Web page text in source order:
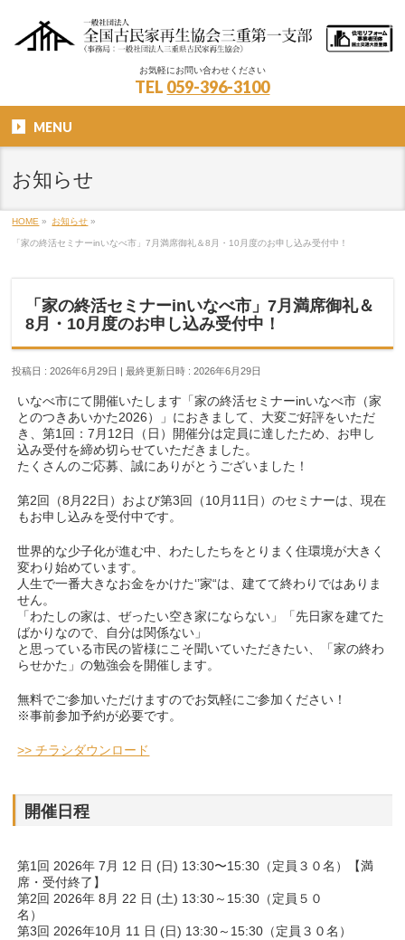
お気軽にお問い合わせください
TEL 059-396-3100
MENU
お知らせ
HOME » お知らせ »
「家の終活セミナーinいなべ市」7月満席御礼＆8月・10月度のお申し込み受付中！
「家の終活セミナーinいなべ市」7月満席御礼＆
8月・10月度のお申し込み受付中！
投稿日 : 2026年6月29日 最終更新日時 : 2026年6月29日
いなべ市にて開催いたします「家の終活セミナーinいなべ市（家
とのつきあいかた2026）」におきまして、大変ご好評をいただ
き、第1回：7月12日（日）開催分は定員に達したため、お申し
込み受付を締め切らせていただきました。
たくさんのご応募、誠にありがとうございました！
第2回（8月22日）および第3回（10月11日）のセミナーは、現在
もお申し込みを受付中です。
世界的な少子化が進む中、わたしたちをとりまく住環境が大きく
変わり始めています。
人生で一番大きなお金をかけた‘’家“は、建てて終わりではありま
せん。
「わたしの家は、ぜったい空き家にならない」「先日家を建てた
ばかりなので、自分は関係ない」
と思っている市民の皆様にこそ聞いていただきたい、「家の終わ
らせかた」の勉強会を開催します。
無料でご参加いただけますのでお気軽にご参加ください！
※事前参加予約が必要です。
>> チラシダウンロード
開催日程
第1回 2026年 7月 12 日 (日) 13:30〜15:30（定員３０名）【満
席・受付終了】
第2回 2026年 8月 22 日 (土) 13:30～15:30（定員５０
名）
第3回 2026年10月 11 日 (日) 13:30～15:30（定員３０名）